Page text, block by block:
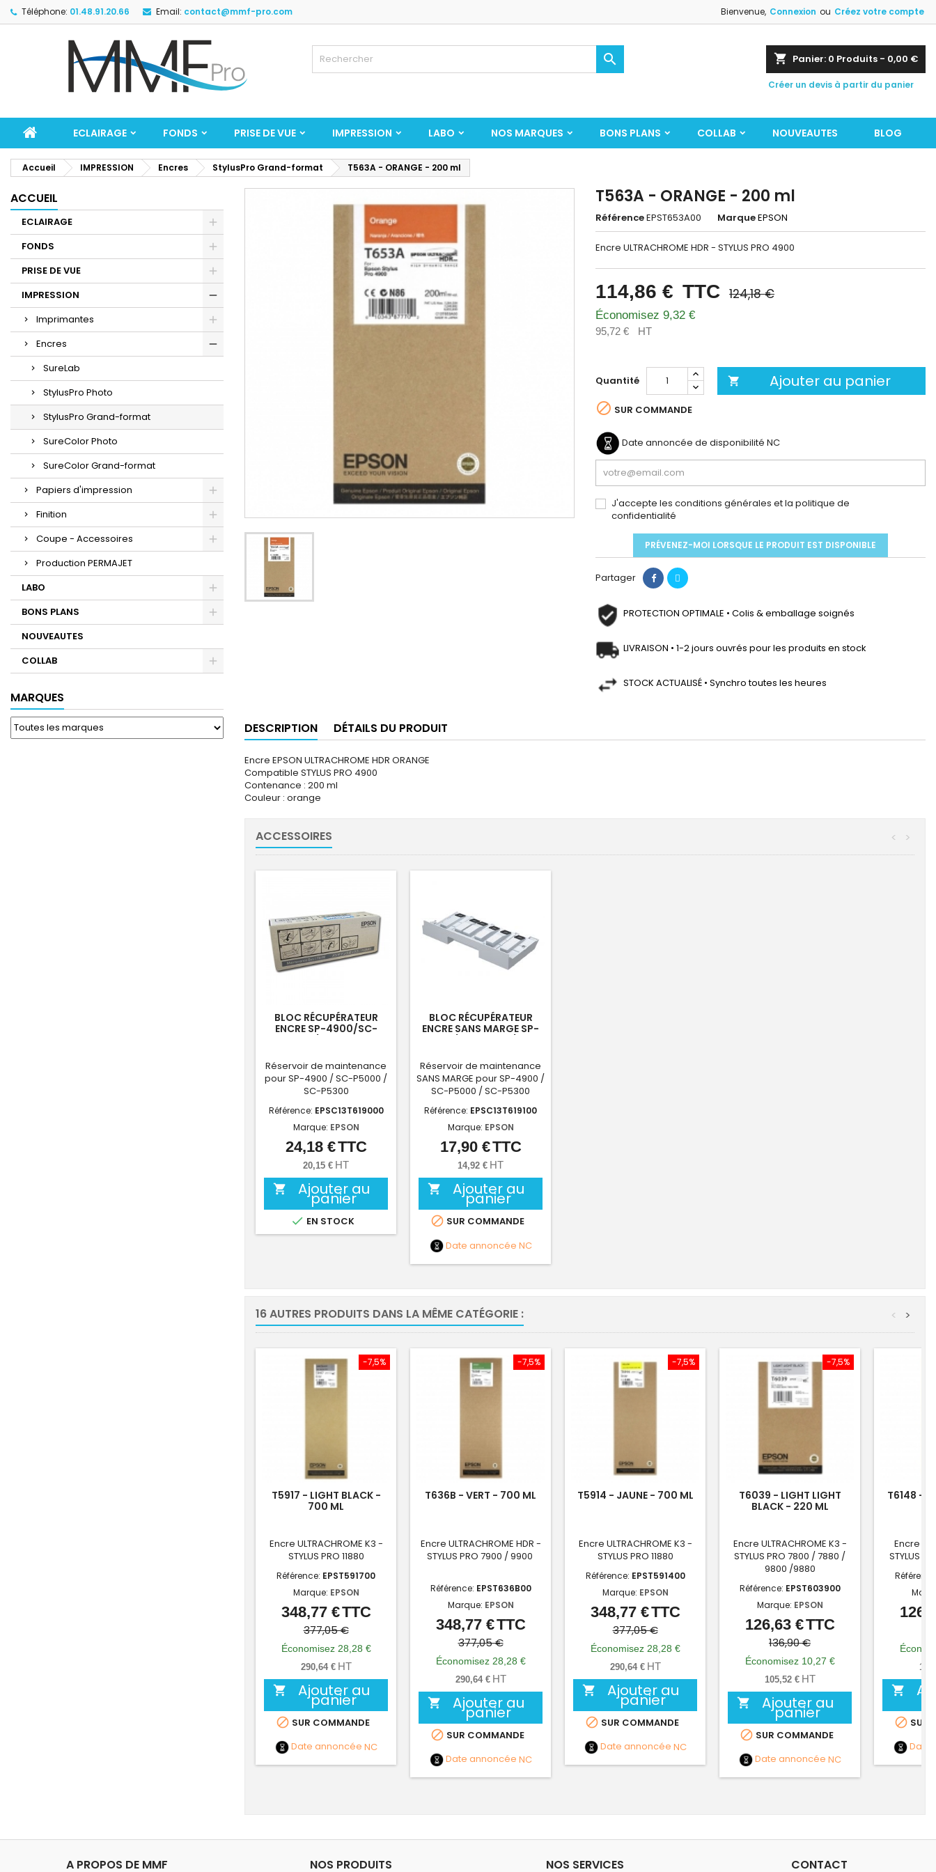
Téléphone: 01.48.91.20.66 Email: contact@mmf-pro.com Bienvenue, Connexion ou Créez votre compte
shopping_cart Panier: 0 Produits - 0,00 €
Créer un devis à partir du panier

ECLAIRAGE FONDS PRISE DE VUE IMPRESSION LABO NOS MARQUES BONS PLANS COLLAB NOUVEAUTES BLOG
Accueil IMPRESSION Encres StylusPro Grand-format T563A - ORANGE - 200 ml
ACCUEIL
ECLAIRAGE
FONDS
PRISE DE VUE
IMPRESSION
Imprimantes
Encres
SureLab
StylusPro Photo
StylusPro Grand-format
SureColor Photo
SureColor Grand-format
Papiers d'impression
Finition
Coupe - Accessoires
Production PERMAJET
LABO
BONS PLANS
NOUVEAUTES
COLLAB
MARQUES
T563A - ORANGE - 200 ml
RéférenceEPST653A00 MarqueEPSON
Encre ULTRACHROME HDR - STYLUS PRO 4900
114,86 € TTC 124,18 €
Économisez 9,32 €
95,72 € HT
Quantité  Ajouter au panier
 SUR COMMANDE
Date annoncée de disponibilité NC
J'accepte les conditions générales et la politique de
confidentialité
PRÉVENEZ-MOI LORSQUE LE PRODUIT EST DISPONIBLE
Partager
PROTECTION OPTIMALE • Colis & emballage soignés
LIVRAISON • 1-2 jours ouvrés pour les produits en stock
STOCK ACTUALISÉ • Synchro toutes les heures
DESCRIPTION DÉTAILS DU PRODUIT
Encre EPSON ULTRACHROME HDR ORANGE
Compatible STYLUS PRO 4900
Contenance : 200 ml
Couleur : orange
ACCESSOIRES >
<
BLOC RÉCUPÉRATEUR
ENCRE SP-4900/SC-
Réservoir de maintenance
pour SP-4900 / SC-P5000 /
SC-P5300
Référence: EPSC13T619000
Marque: EPSON
Prix
24,18 €TTC
20,15 € HT
 Ajouter au
panier
 EN STOCK
BLOC RÉCUPÉRATEUR
ENCRE SANS MARGE SP-
Réservoir de maintenance
SANS MARGE pour SP-4900 /
SC-P5000 / SC-P5300
Référence: EPSC13T619100
Marque: EPSON
Prix
17,90 €TTC
14,92 € HT
 Ajouter au
panier
 SUR COMMANDE
Date annoncée NC
16 AUTRES PRODUITS DANS LA MÊME CATÉGORIE : >
<
-7,5%
T5917 - LIGHT BLACK -
700 ML
Encre ULTRACHROME K3 -
STYLUS PRO 11880
Référence: EPST591700
Marque: EPSON
Prix
Prix
de
base
348,77 €TTC
377,05 €
Économisez 28,28 €
290,64 € HT
 Ajouter au
panier
 SUR COMMANDE
Date annoncée NC
-7,5%
T636B - VERT - 700 ML
Encre ULTRACHROME HDR -
STYLUS PRO 7900 / 9900
Référence: EPST636B00
Marque: EPSON
Prix
Prix
de
base
348,77 €TTC
377,05 €
Économisez 28,28 €
290,64 € HT
 Ajouter au
panier
 SUR COMMANDE
Date annoncée NC
-7,5%
T5914 - JAUNE - 700 ML
Encre ULTRACHROME K3 -
STYLUS PRO 11880
Référence: EPST591400
Marque: EPSON
Prix
Prix
de
base
348,77 €TTC
377,05 €
Économisez 28,28 €
290,64 € HT
 Ajouter au
panier
 SUR COMMANDE
Date annoncée NC
-7,5%
T6039 - LIGHT LIGHT
BLACK - 220 ML
Encre ULTRACHROME K3 -
STYLUS PRO 7800 / 7880 /
9800 /9880
Référence: EPST603900
Marque: EPSON
Prix
Prix
de
base
126,63 €TTC
136,90 €
Économisez 10,27 €
105,52 € HT
 Ajouter au
panier
 SUR COMMANDE
Date annoncée NC
T6148 -
Encre
STYLUS

 SUR
Date
A PROPOS DE MMF NOS PRODUITS NOS SERVICES CONTACT